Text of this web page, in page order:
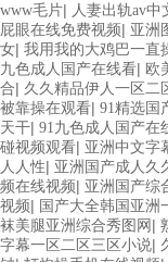
www毛片| 人妻出轨av中
屁眼在线免费视频| 亚洲
女| 我用我的大鸡巴一直
九色成人国产在线看| 欧
合| 久久精品伊人一区二
被靠操在观看| 91精选国
天干| 91九色成人国产在
碰视频观看| 亚洲中文字
人人性| 亚洲国产成人久
频在线视频| 亚洲国产综
视频| 国产大全韩国亚洲
袜美腿亚洲综合秀图网 |
字幕一区二区三区小说|